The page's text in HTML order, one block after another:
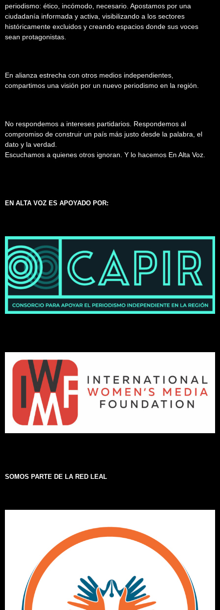
periodismo: ético, incómodo, necesario. Apostamos por una
ciudadanía informada y activa, visibilizando a los sectores
históricamente excluidos y creando espacios donde sus voces
sean protagonistas.
En alianza estrecha con otros medios independientes,
compartimos una visión por un nuevo periodismo en la región.
No respondemos a intereses partidarios. Respondemos al
compromiso de construir un país más justo desde la palabra, el
dato y la verdad.
Escuchamos a quienes otros ignoran. Y lo hacemos En Alta Voz.
EN ALTA VOZ ES APOYADO POR:
SOMOS PARTE DE LA RED LEAL